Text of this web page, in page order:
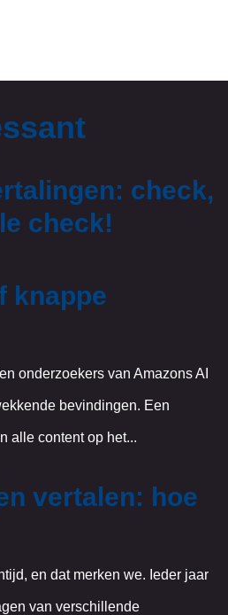
check,
check!
knappe
onderzoekers van Amazons AI
bevindingen. Een
alle content op het...
vertalen: hoe
en dat merken we. Ieder jaar
van verschillende